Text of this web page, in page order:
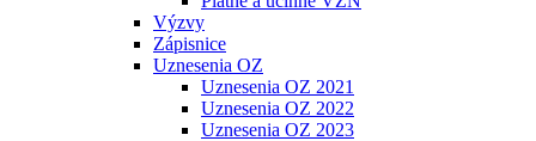
Výzvy
Zápisnice
Uznesenia OZ
Uznesenia OZ 2021
Uznesenia OZ 2022
Uznesenia OZ 2023